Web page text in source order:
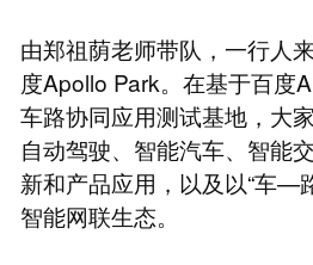
由郑祖荫老师带队，一行人
度Apollo Park。在基于百度
车路协同应用测试基地，大
自动驾驶、智能汽车、智能
新和产品应用，以及以“车
智能网联生态。